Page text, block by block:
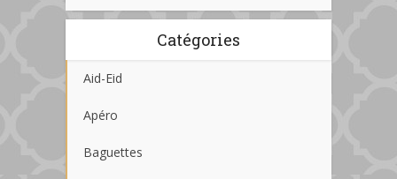
Catégories
Aid-Eid
Apéro
Baguettes